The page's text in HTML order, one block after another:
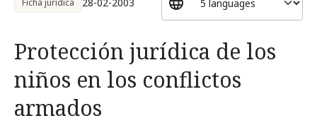
Ficha jurídica
Protección jurídica de los
niños en los conflictos
armados